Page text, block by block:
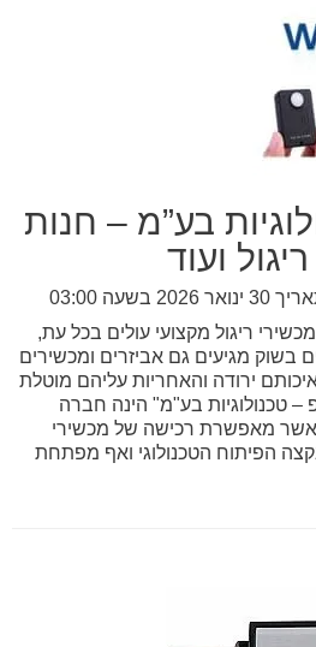
בע”מ – חנות
ועוד
30 ינואר 2026 בשעה 03:00
ריגול מקצועי עולים בכל עת,
בשוק מגיעים גם אביזרים ומכשירים
ירודה והאחריות עליהם מוטלת
טכנולוגיות בע"מ" הינה חברה
אשר מאפשרת רכישה של מכשירי
הפיתוח הטכנולוגי ואף מפתחת